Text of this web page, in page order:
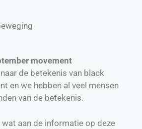
movement
de betekenis van black
en we hebben al veel mensen
van de betekenis.
aan de informatie op deze